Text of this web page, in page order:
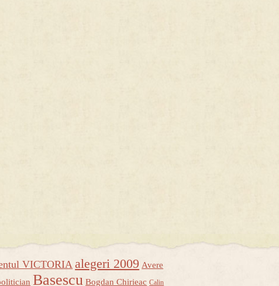
VICTORIA alegeri 2009 Avere
Basescu Bogdan Chirieac Calin